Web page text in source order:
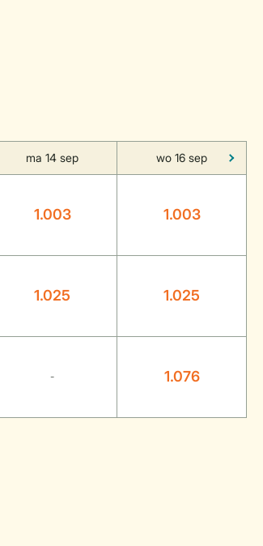
ma 14 sep wo 16 sep
1.003 1.003
1.025 1.025
- 1.076